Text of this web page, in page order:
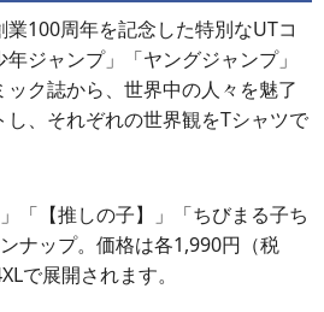
100周年を記念した特別なUTコ
ジャンプ」「ヤングジャンプ」
ック誌から、世界中の人々を魅了
、それぞれの世界観をTシャツで
「【推しの子】」「ちびまる子ち
ナップ。価格は各1,990円（税
で展開されます。